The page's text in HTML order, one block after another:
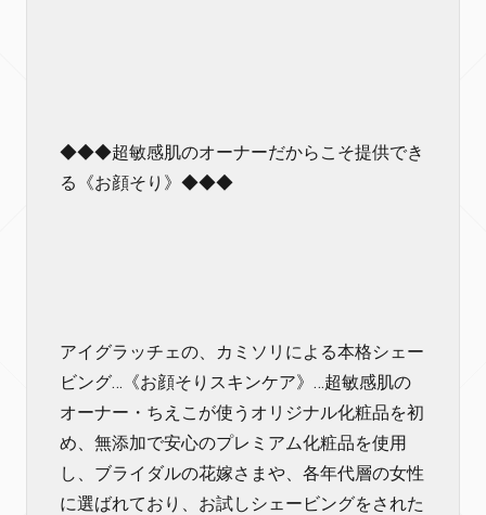
◆◆◆超敏感肌のオーナーだからこそ提供でき
る《お顔そり》◆◆◆
アイグラッチェの、カミソリによる本格シェー
ビング…《お顔そりスキンケア》…超敏感肌の
オーナー・ちえこが使うオリジナル化粧品を初
め、無添加で安心のプレミアム化粧品を使用
し、ブライダルの花嫁さまや、各年代層の女性
に選ばれており、お試しシェービングをされた